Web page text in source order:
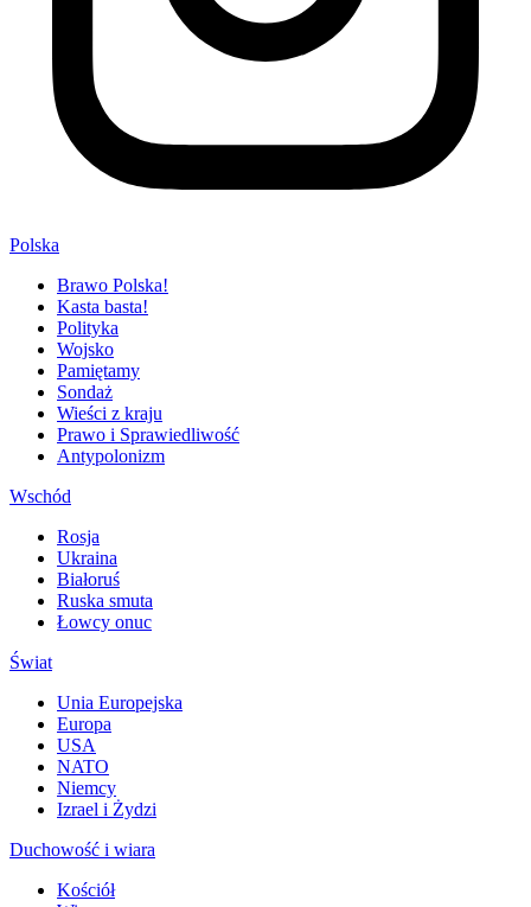
Polska
Brawo Polska!
Kasta basta!
Polityka
Wojsko
Pamiętamy
Sondaż
Wieści z kraju
Prawo i Sprawiedliwość
Antypolonizm
Wschód
Rosja
Ukraina
Białoruś
Ruska smuta
Łowcy onuc
Świat
Unia Europejska
Europa
USA
NATO
Niemcy
Izrael i Żydzi
Duchowość i wiara
Kościół